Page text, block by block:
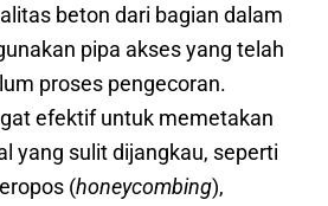
beton dari bagian dalam
pipa akses yang telah
proses pengecoran.
efektif untuk memetakan
yang sulit dijangkau, seperti
(honeycombing),